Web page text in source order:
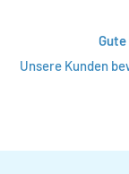
Unsere Kunden